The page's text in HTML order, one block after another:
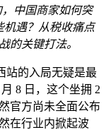
中国商家如何突
机遇？从税收痛点
的关键打法。
站的入局无疑是最
8 日，这个坐拥 2
官方尚未全面公布
在行业内掀起波